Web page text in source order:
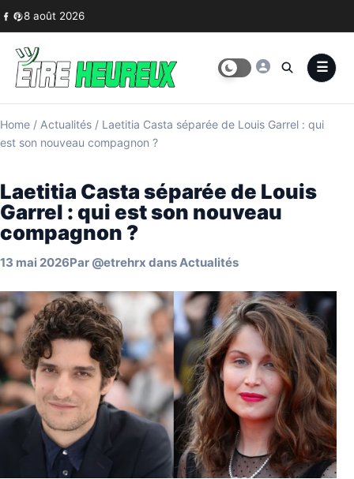
Skip to content
8 août 2026
Home / Actualités / Laetitia Casta séparée de Louis Garrel : qui
est son nouveau compagnon ?
Laetitia Casta séparée de Louis
Garrel : qui est son nouveau
compagnon ?
13 mai 2026Par @etrehrx dansActualités